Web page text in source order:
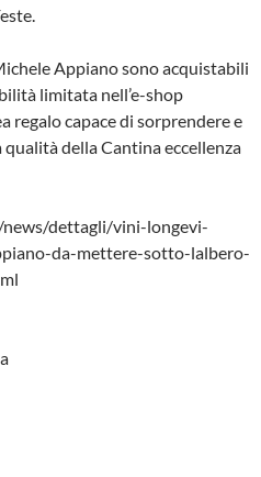
Appiano sono acquistabili
limitata nell’e-shop
regalo capace di sorprendere e
della Cantina eccellenza
dettagli/vini-longevi-
da-mettere-sotto-lalbero-